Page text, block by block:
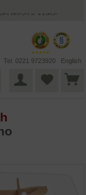
Tel. 0221 9723920 English